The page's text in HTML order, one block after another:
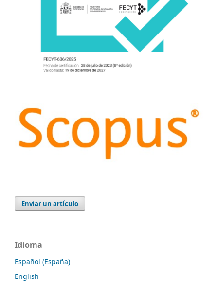
Enviar un artículo
Idioma
Español (España)
English